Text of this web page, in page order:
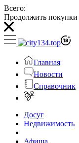
Всего:
Продолжить покупки
Главная
Новости
Справочник
Досуг
Недвижимость
Афиша